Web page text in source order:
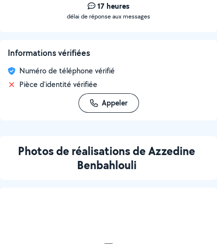
17 heures
délai de réponse aux messages
Informations vérifiées
Numéro de téléphone vérifié
Pièce d'identité vérifiée
Appeler
Photos de réalisations de Azzedine
Benbahlouli